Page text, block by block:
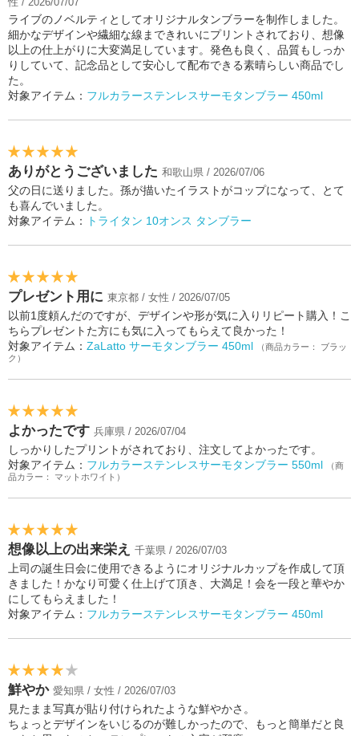
ライブのノベルティとしてオリジナルタンブラーを制作しました。
細かなデザインや繊細な線まできれいにプリントされており、想像
以上の仕上がりに大変満足しています。発色も良く、品質もしっか
りしていて、記念品として安心して配布できる素晴らしい商品でし
た。
対象アイテム： フルカラーステンレスサーモタンブラー 450ml
ありがとうございました 和歌山県 / 2026/07/06
父の日に送りました。孫が描いたイラストがコップになって、とて
も喜んでいました。
対象アイテム：
トライタン 10オンス タンブラー
プレゼント用に 東京都 / 女性 / 2026/07/05
以前1度頼んだのですが、デザインや形が気に入りリピート購入！こ
ちらプレゼントた方にも気に入ってもらえて良かった！
対象アイテム： ZaLatto サーモタンブラー 450ml
（商品カラー： ブラッ
ク）
よかったです 兵庫県 / 2026/07/04
しっかりしたプリントがされており、注文してよかったです。
対象アイテム： フルカラーステンレスサーモタンブラー 550ml
（商
品カラー： マットホワイト）
想像以上の出来栄え 千葉県 / 2026/07/03
上司の誕生日会に使用できるようにオリジナルカップを作成して頂
きました！かなり可愛く仕上げて頂き、大満足！会を一段と華やか
にしてもらえました！
対象アイテム： フルカラーステンレスサーモタンブラー 450ml
鮮やか 愛知県 / 女性 / 2026/07/03
見たまま写真が貼り付けられたような鮮やかさ。
ちょっとデザインをいじるのが難しかったので、もっと簡単だと良